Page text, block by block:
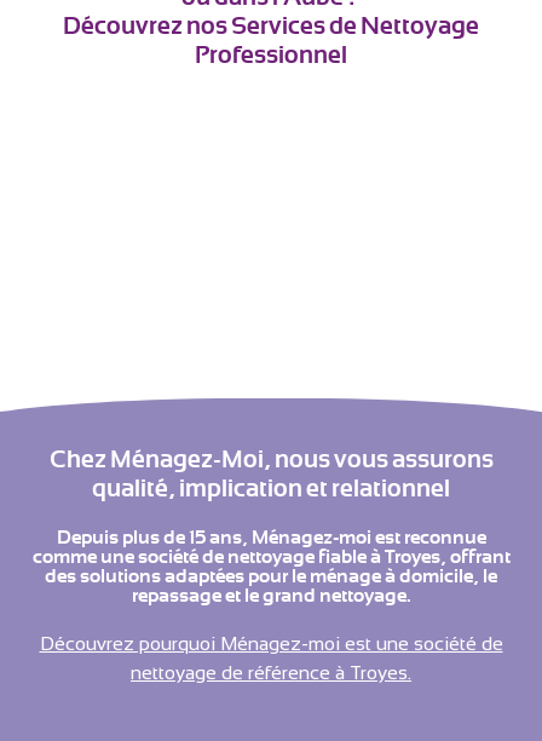
Découvrez nos Services de Nettoyage
Professionnel
Chez Ménagez-Moi, nous vous assurons
qualité, implication et relationnel
Depuis plus de 15 ans, Ménagez-moi est reconnue
comme une société de nettoyage fiable à Troyes, offrant
des solutions adaptées pour le ménage à domicile, le
repassage et le grand nettoyage.
Découvrez pourquoi Ménagez-moi est une société de
nettoyage de référence à Troyes.